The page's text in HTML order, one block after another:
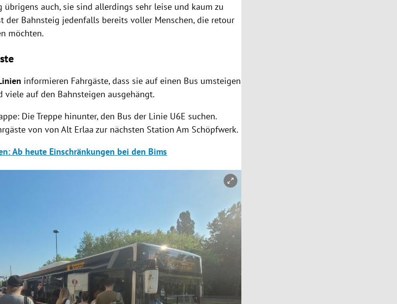
auch, sie sind allerdings sehr leise und kaum zu
der Bahnsteig jedenfalls bereits voller Menschen, die retour
möchten.
informieren Fahrgäste, dass sie auf einen Bus umsteigen
viele auf den Bahnsteigen ausgehängt.
Die Treppe hinunter, den Bus der Linie U6E suchen.
von von Alt Erlaa zur nächsten Station Am Schöpfwerk.
Ab heute Einschränkungen bei den Bims
schließen